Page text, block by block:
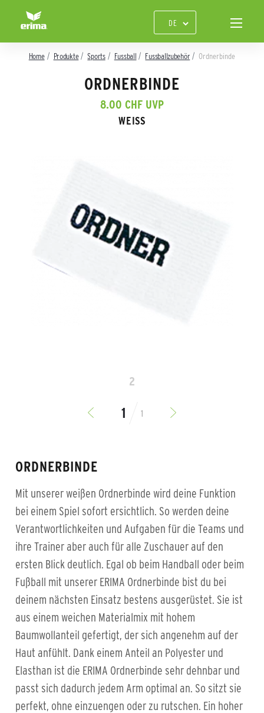
Home Produkte Sports Fussball Fussballzubehör Ordnerbinde
ORDNERBINDE
8.00 CHF UVP
WEISS
2
1
ORDNERBINDE
Mit unserer weißen Ordnerbinde wird deine Funktion
bei einem Spiel sofort ersichtlich. So werden deine
Verantwortlichkeiten und Aufgaben für die Teams und
ihre Trainer aber auch für alle Zuschauer auf den
ersten Blick deutlich. Egal ob beim Handball oder beim
Fußball mit unserer ERIMA Ordnerbinde bist du bei
deinem nächsten Einsatz bestens ausgerüstet. Sie ist
aus einem weichen Materialmix mit hohem
Baumwollanteil gefertigt, der sich angenehm auf der
Haut anfühlt. Dank einem Anteil an Polyester und
Elasthan ist die ERIMA Ordnerbinde sehr dehnbar und
passt sich dadurch jedem Arm optimal an. So sitzt sie
perfekt, ohne einzuengen oder zu rutschen. Ein hoher